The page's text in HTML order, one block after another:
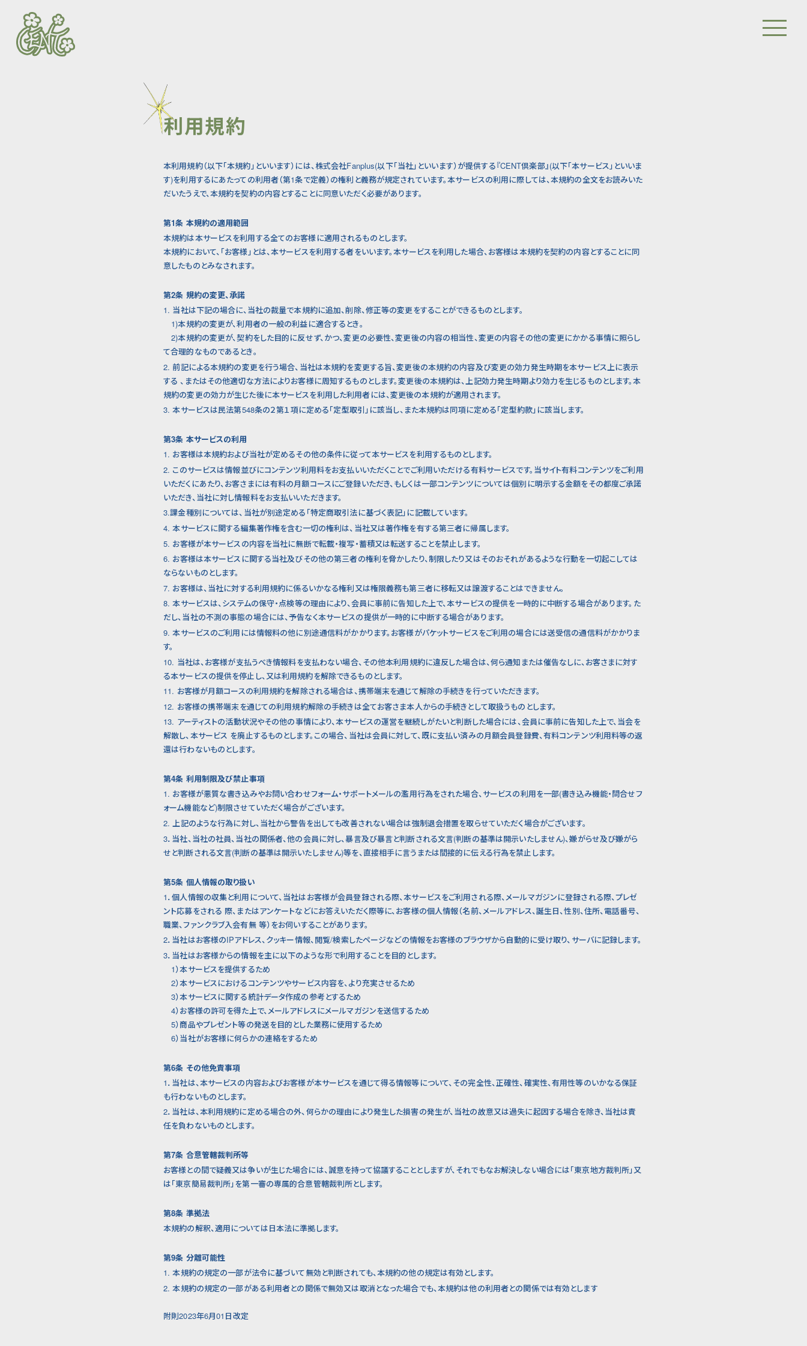
利用規約
本利用規約（以下「本規約」といいます）には、株式会社Fanplus(以下「当社」といいます）が提供する『CENT倶楽部』(以下「本サービス」といいま
す)を利用するにあたっての利用者（第1条で定義）の権利と義務が規定されています。本サービスの利用に際しては、本規約の全文をお読みいた
だいたうえで、本規約を契約の内容とすることに同意いただく必要があります。
第1条 本規約の適用範囲
本規約は本サービスを利用する全てのお客様に適用されるものとします。
本規約において、「お客様」とは、本サービスを利用する者をいいます。本サービスを利用した場合、お客様は本規約を契約の内容とすることに同
意したものとみなされます。
第2条 規約の変更、承諾
1. 当社は下記の場合に、当社の裁量で本規約に追加、削除、修正等の変更をすることができるものとします。
1)本規約の変更が、利用者の一般の利益に適合するとき。
2)本規約の変更が、契約をした目的に反せず、かつ、変更の必要性、変更後の内容の相当性、変更の内容その他の変更にかかる事情に照らし
て合理的なものであるとき。
2. 前記による本規約の変更を行う場合、当社は本規約を変更する旨、変更後の本規約の内容及び変更の効力発生時期を本サービス上に表示
する 、またはその他適切な方法によりお客様に周知するものとします。変更後の本規約は、上記効力発生時期より効力を生じるものとします。本
規約の変更の効力が生じた後に本サービスを利用した利用者には、変更後の本規約が適用されます。
3. 本サービスは民法第548条の２第１項に定める「定型取引」に該当し、また本規約は同項に定める「定型約款」に該当します。
第3条 本サービスの利用
1. お客様は本規約および当社が定めるその他の条件に従って本サービスを利用するものとします。
2. このサービスは情報並びにコンテンツ利用料をお支払いいただくことでご利用いただける有料サービスです。当サイト有料コンテンツをご利用
いただくにあたり、お客さまには有料の月額コースにご登録いただき、もしくは一部コンテンツについては個別に明示する金額をその都度ご承諾
いただき、当社に対し情報料をお支払いいただきます。
3.課金種別については、当社が別途定める「特定商取引法に基づく表記」に記載しています。
4. 本サービスに関する編集著作権を含む一切の権利は、当社又は著作権を有する第三者に帰属します。
5. お客様が本サービスの内容を当社に無断で転載・複写・蓄積又は転送することを禁止します。
6. お客様は本サービスに関する当社及びその他の第三者の権利を脅かしたり、制限したり又はそのおそれがあるような行動を一切起こしては
ならないものとします。
7. お客様は、当社に対する利用規約に係るいかなる権利又は権限義務も第三者に移転又は譲渡することはできません。
8. 本サービスは、システムの保守・点検等の理由により、会員に事前に告知した上で、本サービスの提供を一時的に中断する場合があります。た
だし、当社の不測の事態の場合には、予告なく本サービスの提供が一時的に中断する場合があります。
9. 本サービスのご利用には情報料の他に別途通信料がかかります。お客様がパケットサービスをご利用の場合には送受信の通信料がかかりま
す。
10. 当社は、お客様が支払うべき情報料を支払わない場合、その他本利用規約に違反した場合は、何ら通知または催告なしに、お客さまに対す
る本サービスの提供を停止し、又は利用規約を解除できるものとします。
11. お客様が月額コースの利用規約を解除される場合は、携帯端末を通じて解除の手続きを行っていただきます。
12. お客様の携帯端末を通じての利用規約解除の手続きは全てお客さま本人からの手続きとして取扱うものとします。
13. アーティストの活動状況やその他の事情により、本サービスの運営を継続しがたいと判断した場合には、会員に事前に告知した上で、当会を
解散し、本サービス を廃止するものとします。この場合、当社は会員に対して、既に支払い済みの月額会員登録費、有料コンテンツ利用料等の返
還は行わないものとします。
第4条 利用制限及び禁止事項
1. お客様が悪質な書き込みやお問い合わせフォーム・サポートメールの濫用行為をされた場合、サービスの利用を一部(書き込み機能・問合せフ
ォーム機能など)制限させていただく場合がございます。
2. 上記のような行為に対し、当社から警告を出しても改善されない場合は強制退会措置を取らせていただく場合がございます。
3．当社、当社の社員、当社の関係者、他の会員に対し、暴言及び暴言と判断される文言(判断の基準は開示いたしません)、嫌がらせ及び嫌がら
せと判断される文言(判断の基準は開示いたしません)等を、直接相手に言うまたは間接的に伝える行為を禁止します。
第5条 個人情報の取り扱い
1．個人情報の収集と利用について、当社はお客様が会員登録される際、本サービスをご利用される際、メールマガジンに登録される際、プレゼ
ント応募をされる 際、またはアンケートなどにお答えいただく際等に、お客様の個人情報（名前、メールアドレス、誕生日、性別、住所、電話番号、
職業、ファンクラブ入会有無 等）をお伺いすることがあります。
2．当社はお客様のIPアドレス、クッキー情報、閲覧/検索したページなどの情報をお客様のブラウザから自動的に受け取り、サーバに記録します。
3．当社はお客様からの情報を主に以下のような形で利用することを目的とします。
1）本サービスを提供するため
2）本サービスにおけるコンテンツやサービス内容を、より充実させるため
3）本サービスに関する統計データ作成の参考とするため
4）お客様の許可を得た上で、メールアドレスにメールマガジンを送信するため
5）商品やプレゼント等の発送を目的とした業務に使用するため
6）当社がお客様に何らかの連絡をするため
第6条 その他免責事項
1．当社は、本サービスの内容およびお客様が本サービスを通じて得る情報等について、その完全性、正確性、確実性、有用性等のいかなる保証
も行わないものとします。
2．当社は、本利用規約に定める場合の外、何らかの理由により発生した損害の発生が、当社の故意又は過失に起因する場合を除き、当社は責
任を負わないものとします。
第7条 合意管轄裁判所等
お客様との間で疑義又は争いが生じた場合には、誠意を持って協議することとしますが、それでもなお解決しない場合には「東京地方裁判所」又
は「東京簡易裁判所」を第一審の専属的合意管轄裁判所とします。
第8条 準拠法
本規約の解釈、適用については日本法に準拠します。
第9条 分離可能性
1. 本規約の規定の一部が法令に基づいて無効と判断されても、本規約の他の規定は有効とします。
2. 本規約の規定の一部がある利用者との関係で無効又は取消となった場合でも、本規約は他の利用者との関係では有効とします
附則2023年6月01日改定